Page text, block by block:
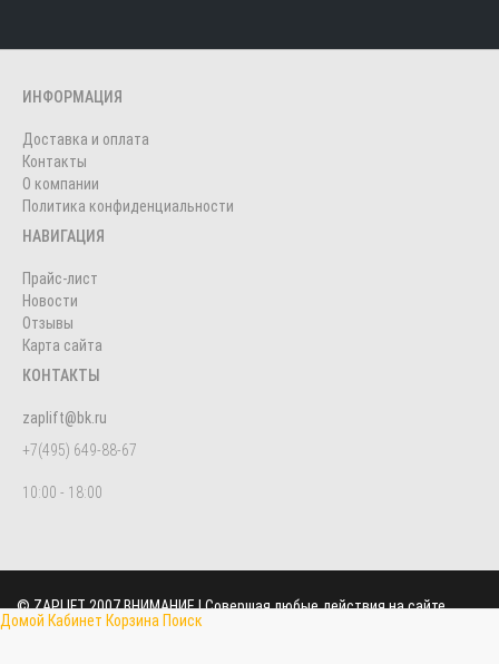
ИНФОРМАЦИЯ
Доставка и оплата
Контакты
О компании
Политика конфиденциальности
НАВИГАЦИЯ
Прайс-лист
Новости
Отзывы
Карта сайта
КОНТАКТЫ
zaplift@bk.ru
+7(495) 649-88-67
10:00 - 18:00
©ZAPLIFT2007 ВНИМАНИЕ ! Совершая любые действия на сайте
zaplift.ru вы соглашаетесь с
Домой Кабинет Корзина Поиск